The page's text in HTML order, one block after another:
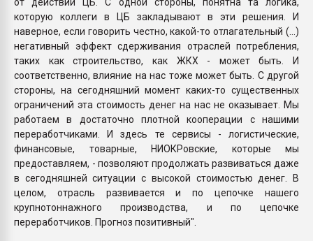
которую коллеги в ЦБ закладывают в эти решения. И
наверное, если говорить честно, какой-то отлагательный (...)
негативный эффект сдерживания отраслей потребления,
таких как строительство, как ЖКХ - может быть. И
соответственно, влияние на нас тоже может быть. С другой
стороны, на сегодняшний момент каких-то существенных
ограничений эта стоимость денег на нас не оказывает. Мы
работаем в достаточно плотной кооперации с нашими
переработчиками. И здесь те сервисы - логистические,
финансовые, товарные, НИОКРовские, которые мы
предоставляем, - позволяют продолжать развиваться даже
в сегодняшней ситуации с высокой стоимостью денег. В
целом, отрасль развивается и по цепочке нашего
крупнотоннажного производства, и по цепочке
переработчиков. Прогноз позитивный".